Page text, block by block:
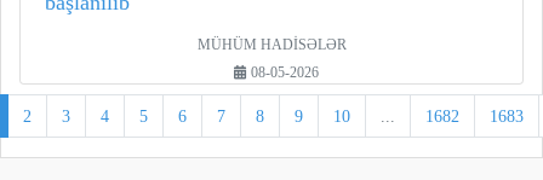
MÜHÜM HADİSƏLƏR
08-05-2026
2 3 4 5 6 7 8 9 10 ... 1682 1683